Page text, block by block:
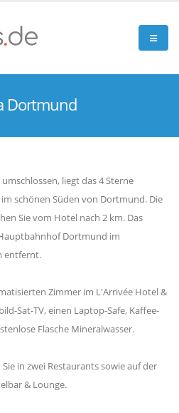
Dortmund
liegt das 4 Sterne
schönen Süden von Dortmund. Die
Sie vom Hotel nach 2 km. Das
Dortmund im
entfernt.
Zimmer im L'Arrivée Hotel &
Sat-TV, einen Laptop-Safe, Kaffee-
Flasche Mineralwasser.
in zwei Restaurants sowie auf der
& Lounge.